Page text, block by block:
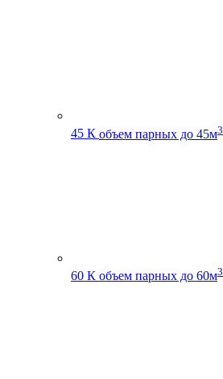
45 К объем парных до 45м3
60 К объем парных до 60м3